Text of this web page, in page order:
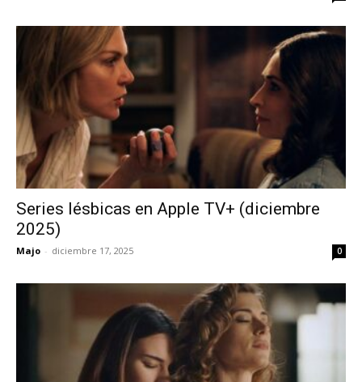
Series lésbicas en Apple TV+ (diciembre
2025)
Majo - diciembre 17, 2025 0